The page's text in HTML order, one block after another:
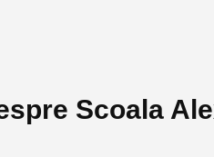
Scoala